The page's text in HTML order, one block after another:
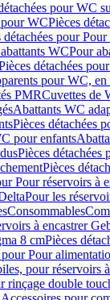
pour WC
WCPièces
détachées pour
WCPour
détachées
pour WC,
PMRCuvettes de
Abattants WC
Pièces détachées
pour enfants
Pièces détachées
Pièces
Pour réservoirs à
Pour les
Consommables
à encastrer
8 cmPièces
pour Pour
pour réservoirs
rinçage double